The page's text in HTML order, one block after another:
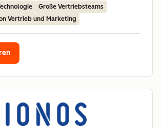
Große Vertriebsteams
Vertrieb und Marketing